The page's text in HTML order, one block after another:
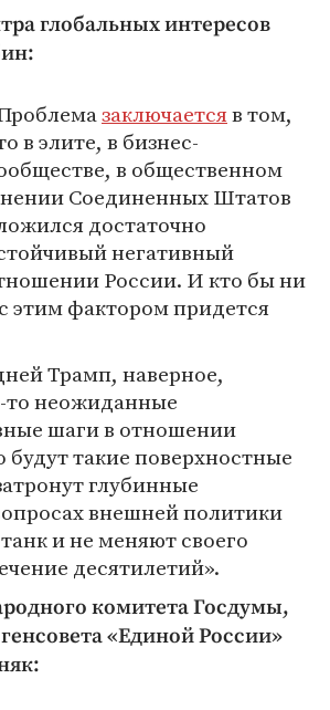
глобальных интересов
заключаетсяв том,
в элите, в бизнес-
в общественном
Соединенных Штатов
достаточно
негативный
России. И кто бы ни
этим фактором придется
Трамп, наверное,
то неожиданные
шаги в отношении
будут такие поверхностные
глубинные
внешней политики
и не меняют своего
десятилетий».
комитета Госдумы,
«Единой России»